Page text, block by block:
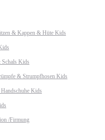
& Kappen & Hüte Kids
Schals Kids
& Strumpfhosen Kids
Kids
/Firmung